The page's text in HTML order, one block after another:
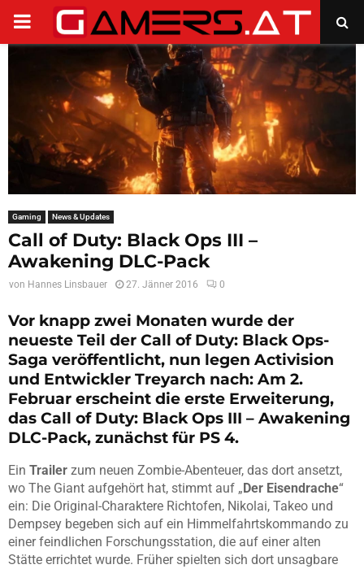
PRIMARY
MENU
Gaming News & Updates
Call of Duty: Black Ops III –
Awakening DLC-Pack
von Hannes Linsbauer 27. Jänner 2016 0
Vor knapp zwei Monaten wurde der
neueste Teil der Call of Duty: Black Ops-
Saga veröffentlicht, nun legen Activision
und Entwickler Treyarch nach: Am 2.
Februar erscheint die erste Erweiterung,
das Call of Duty: Black Ops III – Awakening
DLC-Pack, zunächst für PS 4.
Ein Trailer zum neuen Zombie-Abenteuer, das dort ansetzt,
wo The Giant aufgehört hat, stimmt auf „ Der Eisendrache“
ein: Die Original-Charaktere Richtofen, Nikolai, Takeo und
Dempsey begeben sich auf ein Himmelfahrtskommando zu
einer feindlichen Forschungsstation, die auf einer alten
Stätte errichtet wurde. Früher spielten sich dort unsagbare